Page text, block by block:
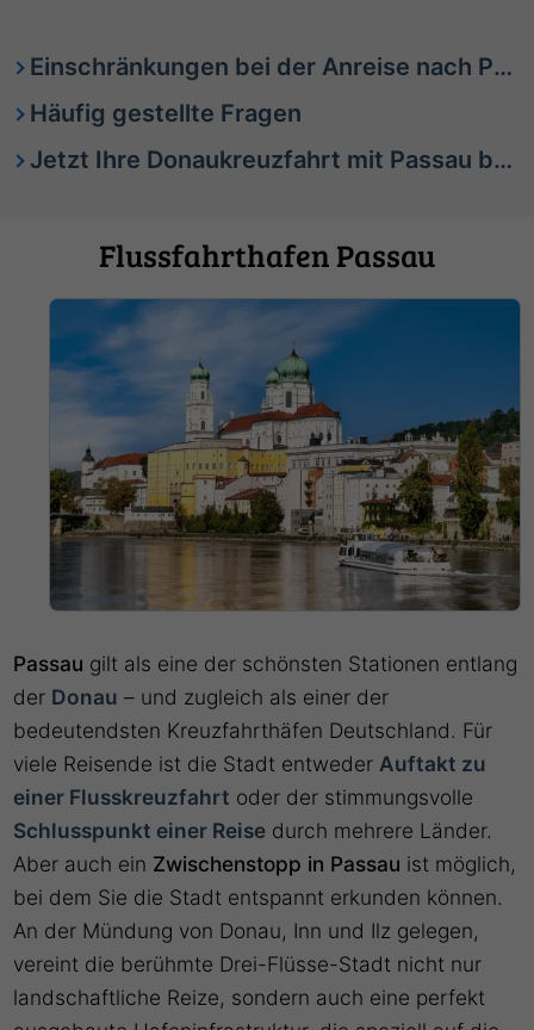
Einschränkungen bei der Anreise nach Passau 2026
Häufig gestellte Fragen
Jetzt Ihre Donaukreuzfahrt mit Passau buchen
Flussfahrthafen Passau
Passau gilt als eine der schönsten Stationen entlang
der Donau – und zugleich als einer der
bedeutendsten Kreuzfahrthäfen Deutschland. Für
viele Reisende ist die Stadt entweder Auftakt zu
einer Flusskreuzfahrt oder der stimmungsvolle
Schlusspunkt einer Reise durch mehrere Länder.
Aber auch ein Zwischenstopp in Passau ist möglich,
bei dem Sie die Stadt entspannt erkunden können.
An der Mündung von Donau, Inn und Ilz gelegen,
vereint die berühmte Drei-Flüsse-Stadt nicht nur
landschaftliche Reize, sondern auch eine perfekt